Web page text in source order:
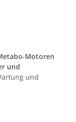
Motoren
und
und